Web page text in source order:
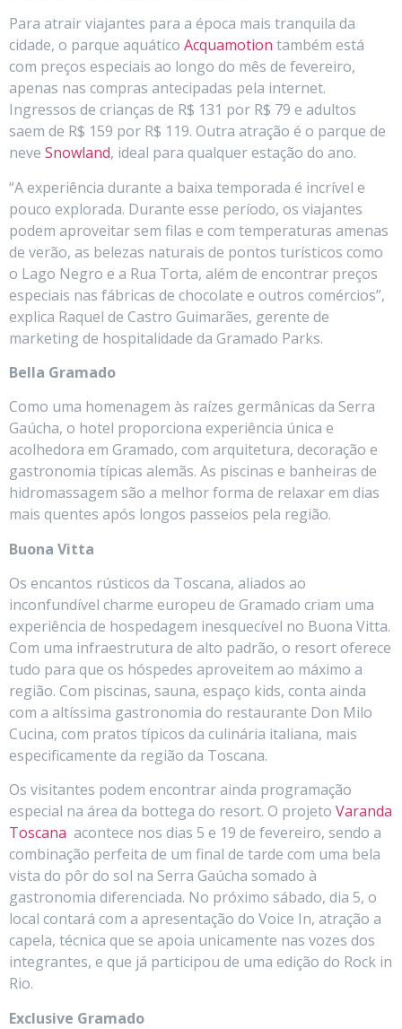
Para atrair viajantes para a época mais tranquila da
cidade, o parque aquático Acquamotion também está
com preços especiais ao longo do mês de fevereiro,
apenas nas compras antecipadas pela internet.
Ingressos de crianças de R$ 131 por R$ 79 e adultos
saem de R$ 159 por R$ 119. Outra atração é o parque de
neve Snowland, ideal para qualquer estação do ano.
“A experiência durante a baixa temporada é incrível e
pouco explorada. Durante esse período, os viajantes
podem aproveitar sem filas e com temperaturas amenas
de verão, as belezas naturais de pontos turísticos como
o Lago Negro e a Rua Torta, além de encontrar preços
especiais nas fábricas de chocolate e outros comércios”,
explica Raquel de Castro Guimarães, gerente de
marketing de hospitalidade da Gramado Parks.
Bella Gramado
Como uma homenagem às raízes germânicas da Serra
Gaúcha, o hotel proporciona experiência única e
acolhedora em Gramado, com arquitetura, decoração e
gastronomia típicas alemãs. As piscinas e banheiras de
hidromassagem são a melhor forma de relaxar em dias
mais quentes após longos passeios pela região.
Buona Vitta
Os encantos rústicos da Toscana, aliados ao
inconfundível charme europeu de Gramado criam uma
experiência de hospedagem inesquecível no Buona Vitta.
Com uma infraestrutura de alto padrão, o resort oferece
tudo para que os hóspedes aproveitem ao máximo a
região. Com piscinas, sauna, espaço kids, conta ainda
com a altíssima gastronomia do restaurante Don Milo
Cucina, com pratos típicos da culinária italiana, mais
especificamente da região da Toscana.
Os visitantes podem encontrar ainda programação
especial na área da bottega do resort. O projeto Varanda
Toscana acontece nos dias 5 e 19 de fevereiro, sendo a
combinação perfeita de um final de tarde com uma bela
vista do pôr do sol na Serra Gaúcha somado à
gastronomia diferenciada. No próximo sábado, dia 5, o
local contará com a apresentação do Voice In, atração a
capela, técnica que se apoia unicamente nas vozes dos
integrantes, e que já participou de uma edição do Rock in
Rio.
Exclusive Gramado